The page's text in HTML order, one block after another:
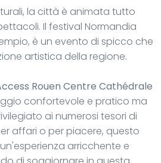
la città è animata tutto
Il festival Normandia
è un evento di spicco che
artistica della regione.
Rouen Centre Cathédrale
confortevole e pratico ma
ai numerosi tesori di
affari o per piacere, questo
arricchente e